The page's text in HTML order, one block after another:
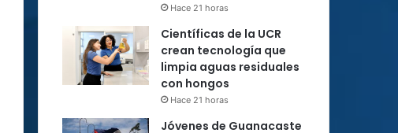
Hace 21 horas
Científicas de la UCR
crean tecnología que
limpia aguas residuales
con hongos
Hace 21 horas
Jóvenes de Guanacaste